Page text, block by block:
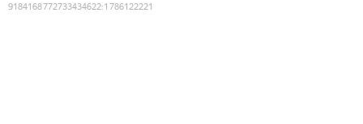
9184168772733434622:1786122221